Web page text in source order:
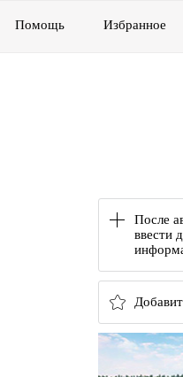
Помощь Избранное
После
ввести